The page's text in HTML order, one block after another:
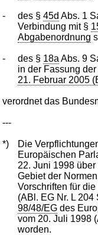
- des §45d Abs. 1
Verbindung mit §
Abgabenordnung
- des § 18a Abs. 9
in der Fassung
21. Februar 2005
verordnet das
---
*) Die
Europäischen
22. Juni 1998
Gebiet der
Vorschriften für
(ABl. EG Nr. L
98/48/EG des
vom 20. Juli 1998
worden.